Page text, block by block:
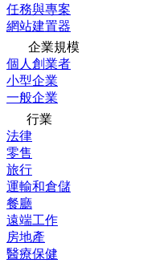
任務與專案
網站建置器
企業規模
個人創業者
小型企業
一般企業
行業
法律
零售
旅行
運輸和倉儲
餐廳
遠端工作
房地產
醫療保健